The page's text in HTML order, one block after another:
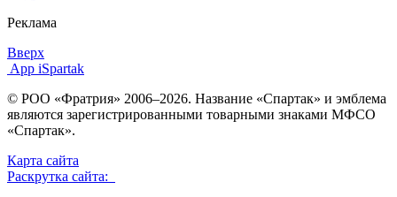
Реклама
Вверх
App iSpartak
© РОО «Фратрия» 2006–2026. Название «Спартак» и эмблема
являются зарегистрированными товарными знаками МФСО
«Спартак».
Карта сайта
Раскрутка сайта: